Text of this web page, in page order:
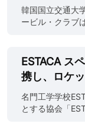
直径8mm（0.32
チ）、直径
く、各プロジェ
ら、エンジニ
アプローチに
に興味を持つ人
ルの登録者数は
エンジニアリン
ンターテイメン
https://
韓国国立交通大
ービル・クラブ
学生で構成され
点を置いていま
るCEF-24車の完
名誉ある2024
技大会に出場す
ESTACA ス
携し、ロケ
名門工学学校
とする協会「